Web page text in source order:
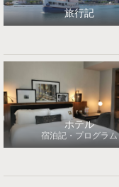
旅行記
ホテル
宿泊記・プログラム